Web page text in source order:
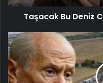
Taşacak Bu Deniz